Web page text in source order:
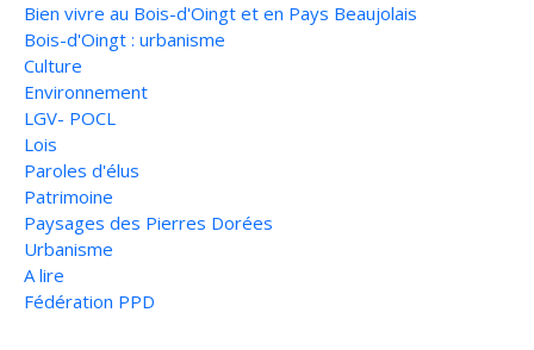
Bien vivre au Bois-d'Oingt et en Pays Beaujolais
Bois-d'Oingt : urbanisme
Culture
Environnement
LGV- POCL
Lois
Paroles d'élus
Patrimoine
Paysages des Pierres Dorées
Urbanisme
A lire
Fédération PPD